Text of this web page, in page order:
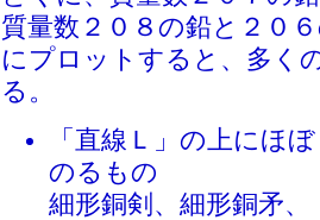
質量数２０８の鉛と２０
にプロットすると、多く
る。
「直線Ｌ」の上にほぼ
のるもの
細形銅剣、細形銅矛、